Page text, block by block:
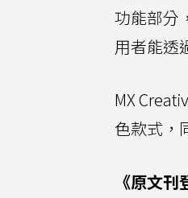
功能部分
用者能透
MX
色款式，
《原文